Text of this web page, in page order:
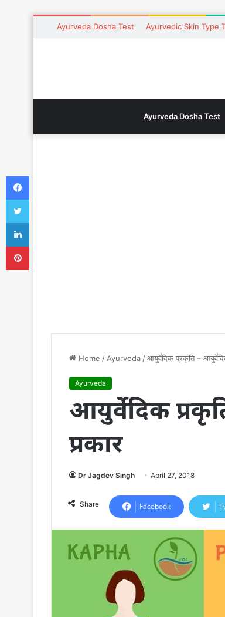
Ayurveda Dosha Test Ayurvedic Skin Type
Ayurveda Dosha Test
Home /Ayurveda/आयुर्वेदिक प्रकृति –
Ayurveda
आयुर्वेदिक
प्रकार
Dr Jagdev Singh April 27, 2018
Share Facebook
Facebook
Twitter
LinkedIn
Pinterest